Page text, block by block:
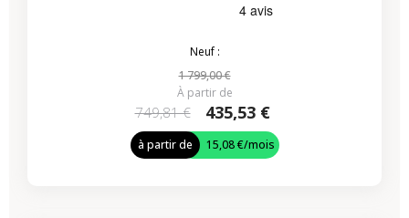
Neuf :
1 799,00 €
À partir de
749,81 € 435,53 €
à partir de 15,08 €/mois